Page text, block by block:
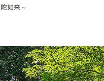
如来～